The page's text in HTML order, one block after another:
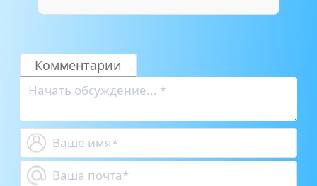
Комментарии